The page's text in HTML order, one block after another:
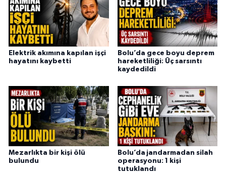
Elektrik akımına kapılan işçi
hayatını kaybetti
Bolu’da gece boyu deprem
hareketliliği: Üç sarsıntı
kaydedildi
Mezarlıkta bir kişi ölü
bulundu
Bolu’da jandarmadan silah
operasyonu: 1 kişi
tutuklandı